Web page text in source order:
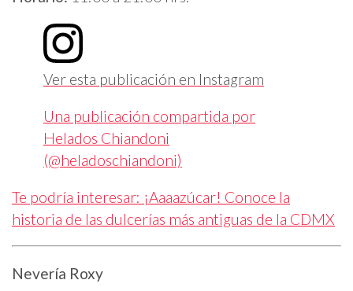
Ver esta publicación en Instagram
Una publicación compartida por
Helados Chiandoni
(@heladoschiandoni)
Te podría interesar: ¡Aaaazúcar! Conoce la
historia de las dulcerías más antiguas de la CDMX
Nevería Roxy